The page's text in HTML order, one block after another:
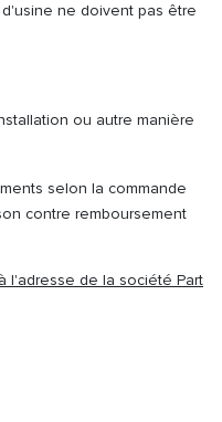
ne doivent pas être
ou autre manière
selon la commande
contre remboursement
l'adresse de la société Part